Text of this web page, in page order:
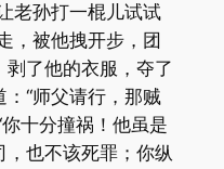
老孙打一棍儿试试
，被他拽开步，团
了他的衣服，夺了
“师父请行，那贼
十分撞祸！他虽是
也不该死罪；你纵